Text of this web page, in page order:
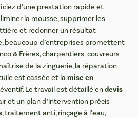
d’une prestation rapide et
la mousse, supprimer les
et redonner un résultat
beaucoup d’entreprises promettent
& Frères, charpentiers-couvreurs
de la zinguerie, la réparation
est cassée et lamise en
Le travail est détaillé endevis
et un plan d’intervention précis
, traitement anti, rinçage à l’eau,